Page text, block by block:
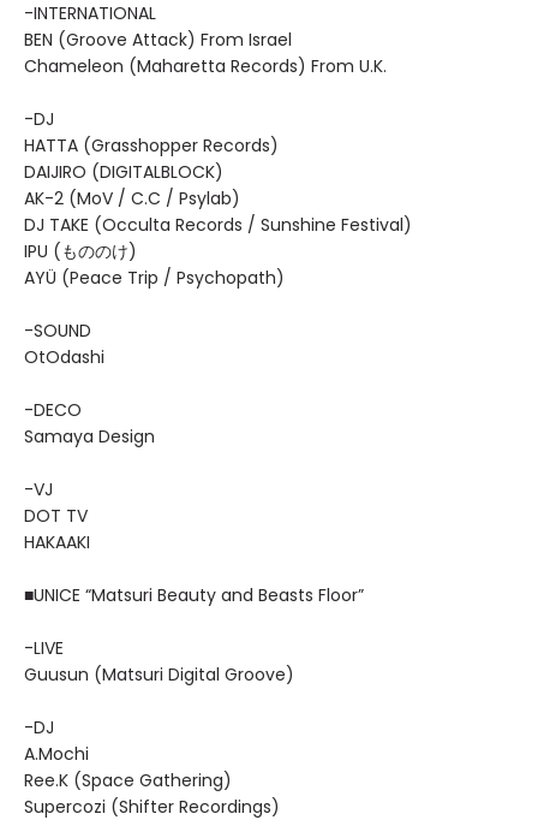
-INTERNATIONAL
BEN (Groove Attack) From Israel
Chameleon (Maharetta Records) From U.K.
-DJ
HATTA (Grasshopper Records)
DAIJIRO (DIGITALBLOCK)
AK-2 (MoV / C.C / Psylab)
DJ TAKE (Occulta Records / Sunshine Festival)
IPU (もののけ)
AYÜ (Peace Trip / Psychopath)
-SOUND
OtOdashi
-DECO
Samaya Design
-VJ
DOT TV
HAKAAKI
■UNICE “Matsuri Beauty and Beasts Floor”
-LIVE
Guusun (Matsuri Digital Groove)
-DJ
A.Mochi
Ree.K (Space Gathering)
Supercozi (Shifter Recordings)